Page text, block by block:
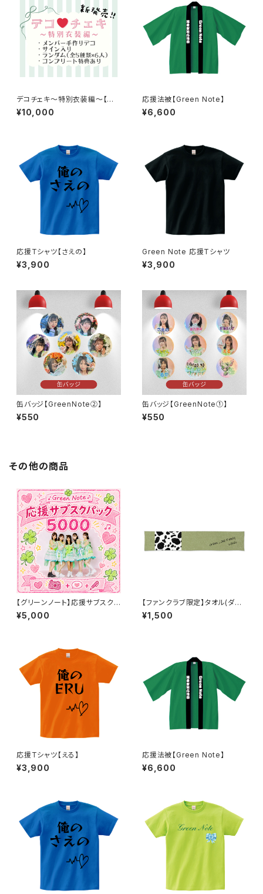
デコチェキ〜特別衣装編〜【箱
推しセット】
¥10,000
応援法被【Green Note】
¥6,600
応援Tシャツ【さえの】
¥3,900
Green Note 応援Tシャツ
¥3,900
缶バッジ【GreenNote②】
¥550
缶バッジ【GreenNote①】
¥550
その他の商品
【グリーンノート】応援サブスク5
000パック
¥5,000
【ファンクラブ限定】タオル(ダル
メシアン)
¥1,500
応援Tシャツ【える】
¥3,900
応援法被【Green Note】
¥6,600